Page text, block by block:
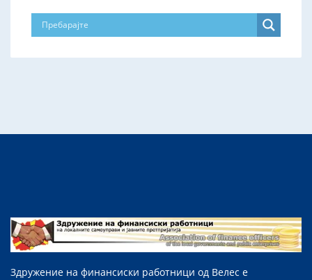
Здружение на финансиски работници од Велес е